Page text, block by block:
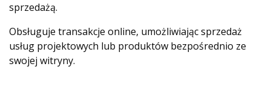
sprzedażą.
Obsługuje transakcje online, umożliwiając sprzedaż
usług projektowych lub produktów bezpośrednio ze
swojej witryny.